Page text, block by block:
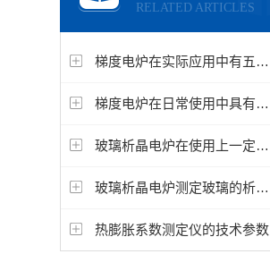
RELATED ARTICLES
梯度电炉在实际应用中有五大优势
梯度电炉在日常使用中具有哪些优势？
玻璃析晶电炉在使用上一定要多多注意以下事项
玻璃析晶电炉测定玻璃的析晶温度范围
热膨胀系数测定仪的技术参数